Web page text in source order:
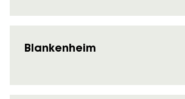
Blankenheim